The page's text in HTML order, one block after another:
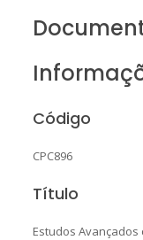
Código
CPC896
Título
Estudos